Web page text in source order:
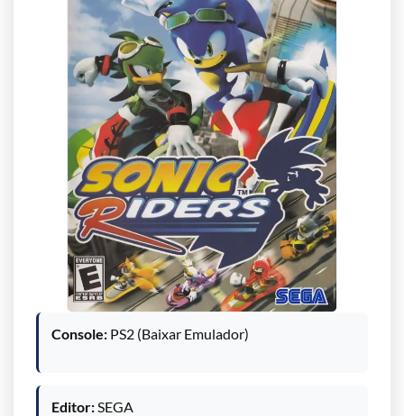
Console: PS2 (Baixar Emulador)
Editor: SEGA